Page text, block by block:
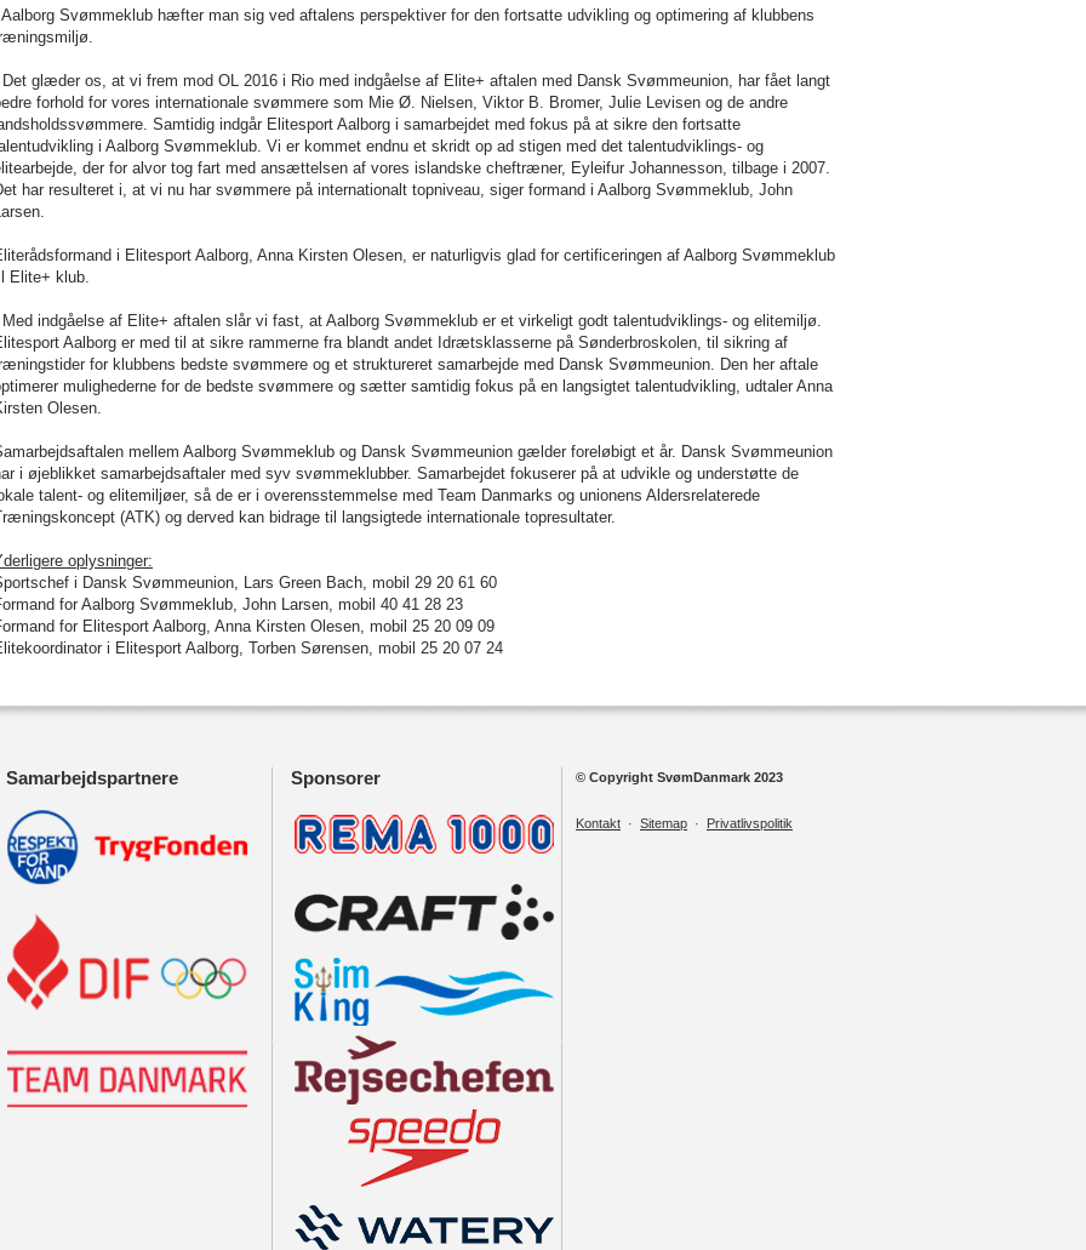
I Aalborg Svømmeklub hæfter man sig ved aftalens perspektiver for den fortsatte udvikling og optimering af klubbens
glæder os, at vi frem mod OL 2016 i Rio med indgåelse af Elite+ aftalen med Dansk Svømmeunion, har fået langt
forhold for vores internationale svømmere som Mie Ø. Nielsen, Viktor B. Bromer, Julie Levisen og de andre
Samtidig indgår Elitesport Aalborg i samarbejdet med fokus på at sikre den fortsatte
i Aalborg Svømmeklub. Vi er kommet endnu et skridt op ad stigen med det talentudviklings- og
der for alvor tog fart med ansættelsen af vores islandske cheftræner, Eyleifur Johannesson, tilbage i 2007.
har resulteret i, at vi nu har svømmere på internationalt topniveau, siger formand i Aalborg Svømmeklub, John
i Elitesport Aalborg, Anna Kirsten Olesen, er naturligvis glad for certificeringen af Aalborg Svømmeklub
Elite+ klub.
indgåelse af Elite+ aftalen slår vi fast, at Aalborg Svømmeklub er et virkeligt godt talentudviklings- og elitemiljø.
Aalborg er med til at sikre rammerne fra blandt andet Idrætsklasserne på Sønderbroskolen, til sikring af
for klubbens bedste svømmere og et struktureret samarbejde med Dansk Svømmeunion. Den her aftale
mulighederne for de bedste svømmere og sætter samtidig fokus på en langsigtet talentudvikling, udtaler Anna
Olesen.
mellem Aalborg Svømmeklub og Dansk Svømmeunion gælder foreløbigt et år. Dansk Svømmeunion
i øjeblikket samarbejdsaftaler med syv svømmeklubber. Samarbejdet fokuserer på at udvikle og understøtte de
talent- og elitemiljøer, så de er i overensstemmelse med Team Danmarks og unionens Aldersrelaterede
(ATK) og derved kan bidrage til langsigtede internationale topresultater.
oplysninger:
i Dansk Svømmeunion, Lars Green Bach, mobil 29 20 61 60
for Aalborg Svømmeklub, John Larsen, mobil 40 41 28 23
for Elitesport Aalborg, Anna Kirsten Olesen, mobil 25 20 09 09
i Elitesport Aalborg, Torben Sørensen, mobil 25 20 07 24
Samarbejdspartnere Sponsorer © Copyright SvømDanmark 2023
Kontakt · Sitemap · Privatlivspolitik